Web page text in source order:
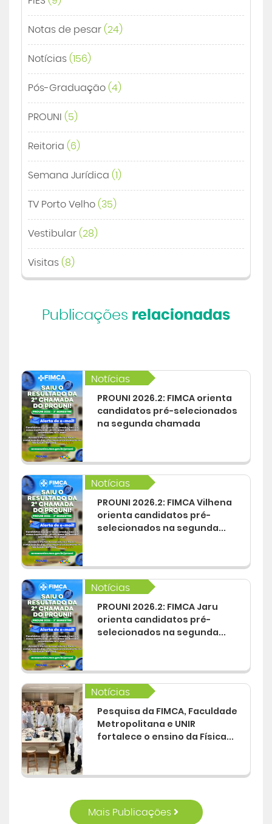
Notas de pesar (24)
Notícias (156)
Pós-Graduação (4)
PROUNI (5)
Reitoria (6)
Semana Jurídica (1)
TV Porto Velho (35)
Vestibular (28)
Visitas (8)
Publicações relacionadas
Notícias
PROUNI 2026.2: FIMCA orienta
candidatos pré-selecionados
na segunda chamada
Notícias
PROUNI 2026.2: FIMCA Vilhena
orienta candidatos pré-
selecionados na segunda...
Notícias
PROUNI 2026.2: FIMCA Jaru
orienta candidatos pré-
selecionados na segunda...
Notícias
Pesquisa da FIMCA, Faculdade
Metropolitana e UNIR
fortalece o ensino da Física...
Mais Publicações